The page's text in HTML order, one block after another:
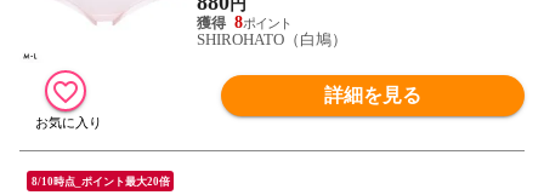
円
8
SHIROHATO（白鳩）
詳細を見る
8/10時点_ポイント最大20倍